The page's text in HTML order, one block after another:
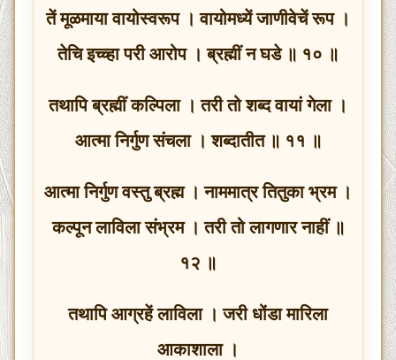
तें मूळमाया वायोस्वरूप । वायोमध्यें जाणीवेचें रूप ।
तेचि इच्च्हा परी आरोप । ब्रह्मीं न घडे ॥ १० ॥
तथापि ब्रह्मीं कल्पिला । तरी तो शब्द वायां गेला ।
आत्मा निर्गुण संचला । शब्दातीत ॥ ११ ॥
आत्मा निर्गुण वस्तु ब्रह्म । नाममात्र तितुका भ्रम ।
कल्पून लाविला संभ्रम । तरी तो लागणार नाहीं ॥
१२ ॥
तथापि आग्रहें लाविला । जरी धोंडा मारिला
आकाशाला ।